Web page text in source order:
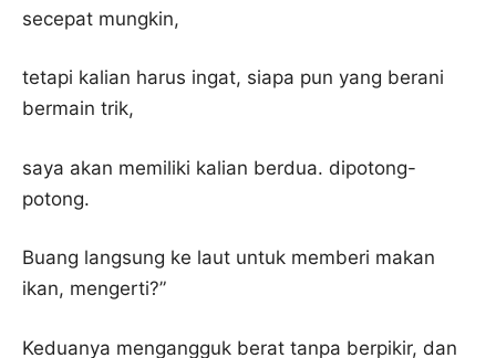
secepat mungkin,
tetapi kalian harus ingat, siapa pun yang berani
bermain trik,
saya akan memiliki kalian berdua. dipotong-
potong.
Buang langsung ke laut untuk memberi makan
ikan, mengerti?”
Keduanya mengangguk berat tanpa berpikir, dan